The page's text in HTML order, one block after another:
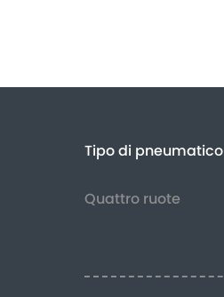
Tipo di pneumatico
Quattro ruote